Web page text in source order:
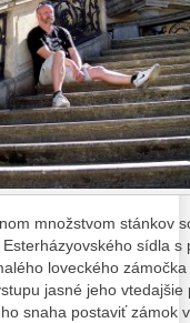
množstvom stánkov
sídla s
loveckého
jasné jeho
snaha postaviť zámok